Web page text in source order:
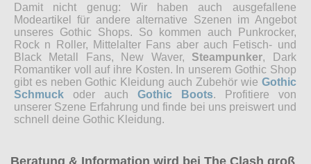
Damit nicht genug: Wir haben auch ausgefallene
Modeartikel für andere alternative Szenen im Angebot
unseres Gothic Shops. So kommen auch Punkrocker,
Rock n Roller, Mittelalter Fans aber auch Fetisch- und
Black Metall Fans, New Waver, Steampunker, Dark
Romantiker voll auf ihre Kosten. In unserem Gothic Shop
gibt es neben Gothic Kleidung auch Zubehör wie Gothic
Schmuck oder auch Gothic Boots. Profitiere von
unserer Szene Erfahrung und finde bei uns preiswert und
schnell deine Gothic Kleidung.
Beratung & Information wird bei The Clash groß